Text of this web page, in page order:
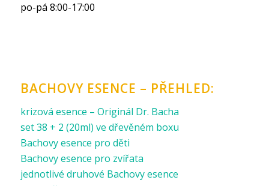
po-pá 8:00-17:00
BACHOVY ESENCE – PŘEHLED:
krizová esence – Originál Dr. Bacha
set 38 + 2 (20ml) ve dřevěném boxu
Bachovy esence pro děti
Bachovy esence pro zvířata
jednotlivé druhové Bachovy esence